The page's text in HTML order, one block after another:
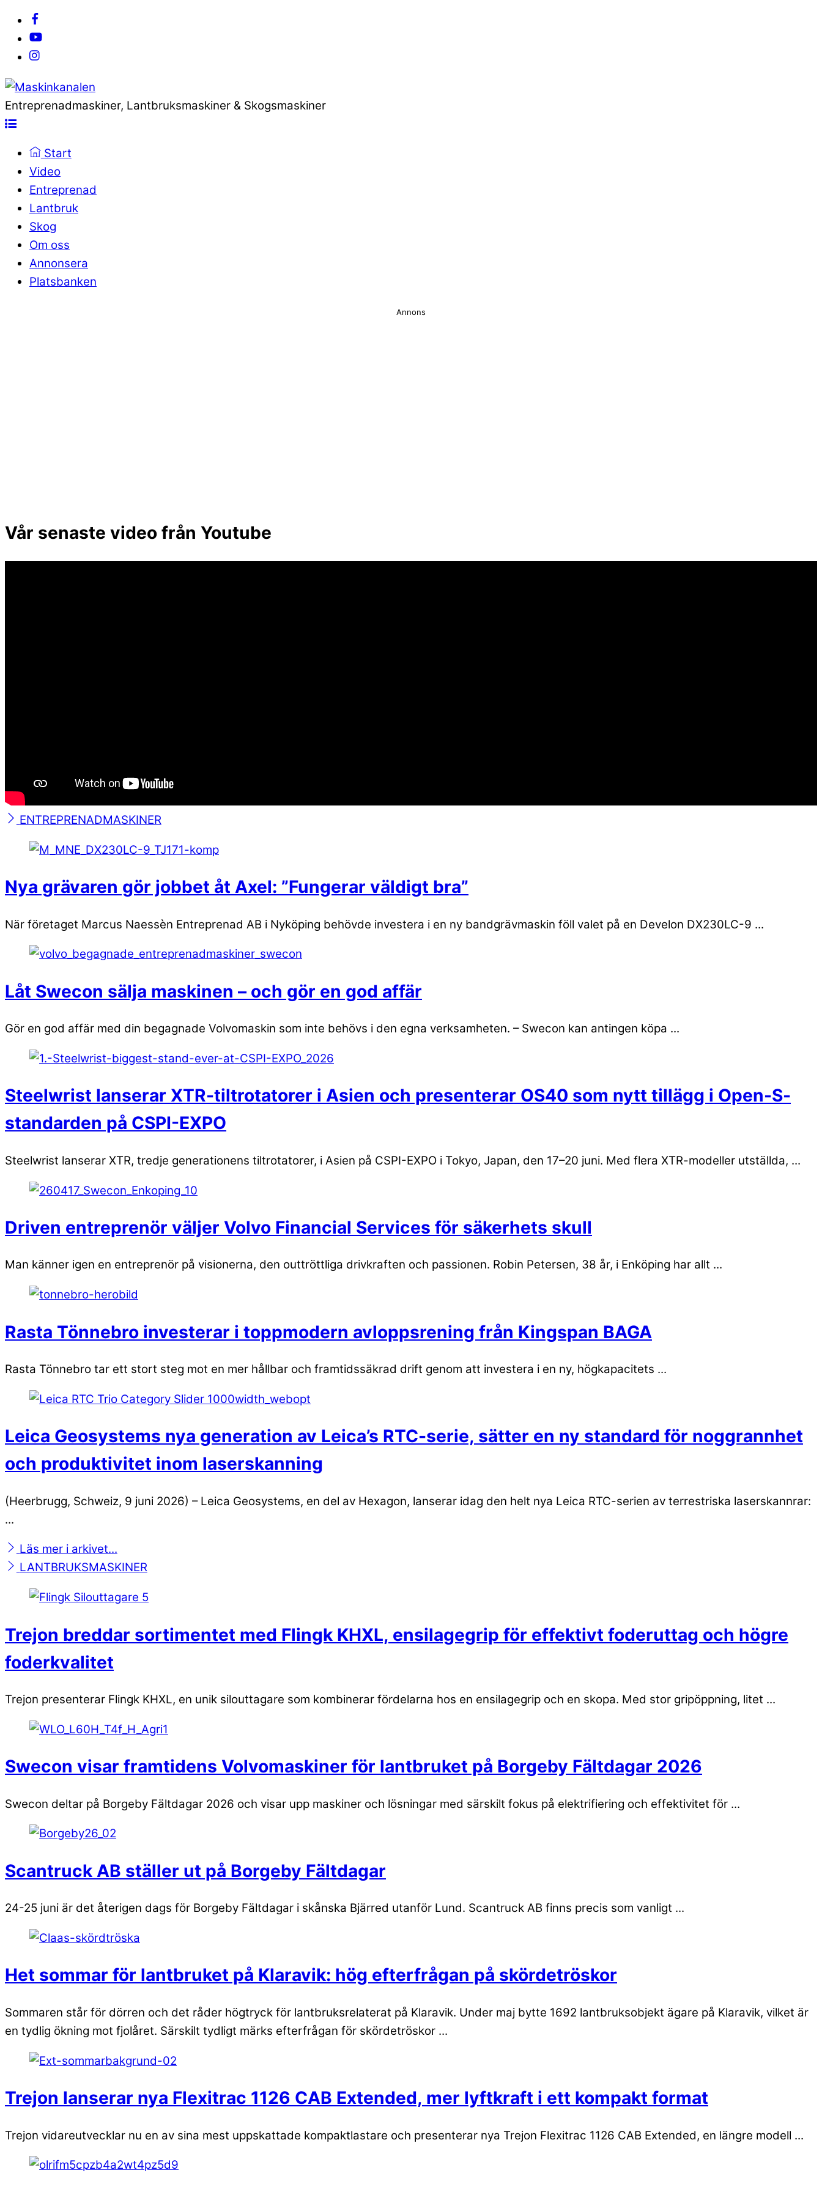
Entreprenadmaskiner, Lantbruksmaskiner & Skogsmaskiner
Start
Video
Entreprenad
Lantbruk
Skog
Om oss
Annonsera
Platsbanken
Annons
Vår senaste video från Youtube
ENTREPRENADMASKINER
Nya grävaren gör jobbet åt Axel: ”Fungerar väldigt bra”
När företaget Marcus Naessèn Entreprenad AB i Nyköping behövde investera i en ny bandgrävmaskin föll valet på en Develon DX230LC-9 ...
Låt Swecon sälja maskinen – och gör en god affär
Gör en god affär med din begagnade Volvomaskin som inte behövs i den egna verksamheten. – Swecon kan antingen köpa ...
Steelwrist lanserar XTR-tiltrotatorer i Asien och presenterar OS40 som nytt tillägg i Open-S-
standarden på CSPI-EXPO
Steelwrist lanserar XTR, tredje generationens tiltrotatorer, i Asien på CSPI-EXPO i Tokyo, Japan, den 17–20 juni. Med flera XTR-modeller utställda, ...
Driven entreprenör väljer Volvo Financial Services för säkerhets skull
Man känner igen en entreprenör på visionerna, den outtröttliga drivkraften och passionen. Robin Petersen, 38 år, i Enköping har allt ...
Rasta Tönnebro investerar i toppmodern avloppsrening från Kingspan BAGA
Rasta Tönnebro tar ett stort steg mot en mer hållbar och framtidssäkrad drift genom att investera i en ny, högkapacitets ...
Leica Geosystems nya generation av Leica’s RTC-serie, sätter en ny standard för noggrannhet
och produktivitet inom laserskanning
(Heerbrugg, Schweiz, 9 juni 2026) – Leica Geosystems, en del av Hexagon, lanserar idag den helt nya Leica RTC-serien av terrestriska laserskannrar:
...
Läs mer i arkivet...
LANTBRUKSMASKINER
Trejon breddar sortimentet med Flingk KHXL, ensilagegrip för effektivt foderuttag och högre
foderkvalitet
Trejon presenterar Flingk KHXL, en unik silouttagare som kombinerar fördelarna hos en ensilagegrip och en skopa. Med stor gripöppning, litet ...
Swecon visar framtidens Volvomaskiner för lantbruket på Borgeby Fältdagar 2026
Swecon deltar på Borgeby Fältdagar 2026 och visar upp maskiner och lösningar med särskilt fokus på elektrifiering och effektivitet för ...
Scantruck AB ställer ut på Borgeby Fältdagar
24-25 juni är det återigen dags för Borgeby Fältdagar i skånska Bjärred utanför Lund. Scantruck AB finns precis som vanligt ...
Het sommar för lantbruket på Klaravik: hög efterfrågan på skördetröskor
Sommaren står för dörren och det råder högtryck för lantbruksrelaterat på Klaravik. Under maj bytte 1692 lantbruksobjekt ägare på Klaravik, vilket är
en tydlig ökning mot fjolåret. Särskilt tydligt märks efterfrågan för skördetröskor ...
Trejon lanserar nya Flexitrac 1126 CAB Extended, mer lyftkraft i ett kompakt format
Trejon vidareutvecklar nu en av sina mest uppskattade kompaktlastare och presenterar nya Trejon Flexitrac 1126 CAB Extended, en längre modell ...